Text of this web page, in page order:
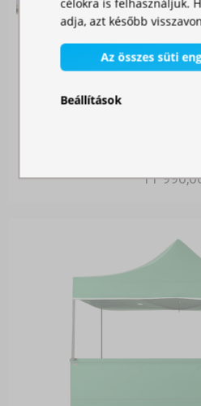
11
célokra is felhasználjuk.
adja, azt később
Az összes süti
Beállítások